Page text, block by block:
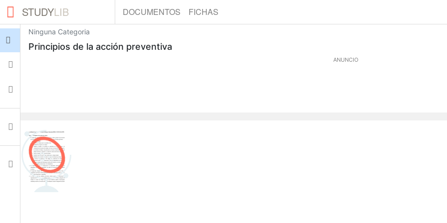
STUDYLIB DOCUMENTOS FICHAS
Ajustes
Ninguna Categoria
Principios de la acción preventiva
ANUNCIO
0